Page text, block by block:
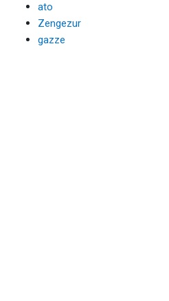
ato
Zengezur
gazze